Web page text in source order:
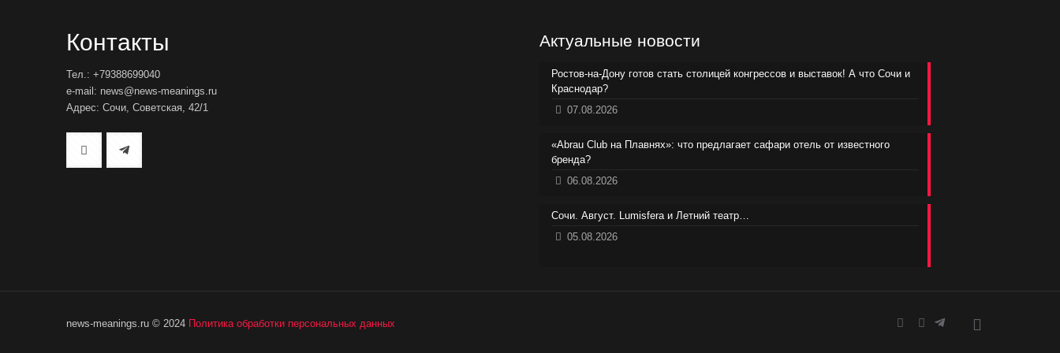
Контакты
Тел.: +79388699040
e-mail: news@news-meanings.ru
Адрес: Сочи, Советская, 42/1
Актуальные новости
Ростов-на-Дону готов стать столицей конгрессов и выставок! А что Сочи и
Краснодар?
07.08.2026
«Abrau Club на Плавнях»: что предлагает сафари отель от известного
бренда?
06.08.2026
Сочи. Август. Lumisfera и Летний театр…
05.08.2026
news-meanings.ru © 2024 Политика обработки персональных данных